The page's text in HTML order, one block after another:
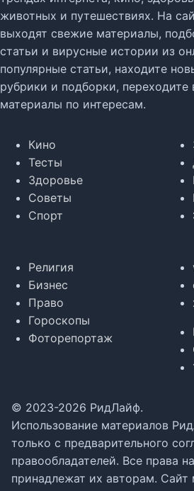
животных и путешествиях. На
выходят свежие материалы,
статьи и вирусные истории из
популярные статьи, находите
рубрики и подборки,
материалы по интересам.
Кино
Тесты
Здоровье
Советы
Спорт
Религия
Бизнес
Право
Гороскопы
Фоторепортаж
© 2023-2026 РидЛайф.
Использование материалов
только с предварительного
правообладателей. Все права
принадлежат их авторам.